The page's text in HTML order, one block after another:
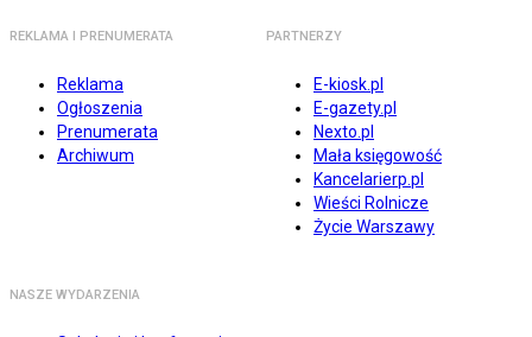
REKLAMA I PRENUMERATA
Reklama
Ogłoszenia
Prenumerata
Archiwum
PARTNERZY
E-kiosk.pl
E-gazety.pl
Nexto.pl
Mała księgowość
Kancelarierp.pl
Wieści Rolnicze
Życie Warszawy
NASZE WYDARZENIA